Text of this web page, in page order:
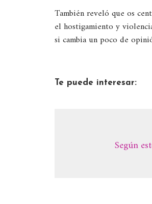
También reveló que os
el hostigamiento y
si cambia un poco de
Te puede interesar:
Según